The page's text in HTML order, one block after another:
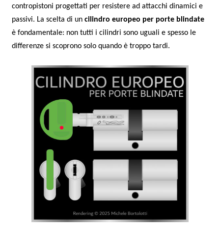
contropistoni progettati per resistere ad attacchi dinamici e
passivi. La scelta di uncilindro europeo per porte blindate
è fondamentale: non tutti i cilindri sono uguali e spesso le
differenze si scoprono solo quando è troppo tardi.